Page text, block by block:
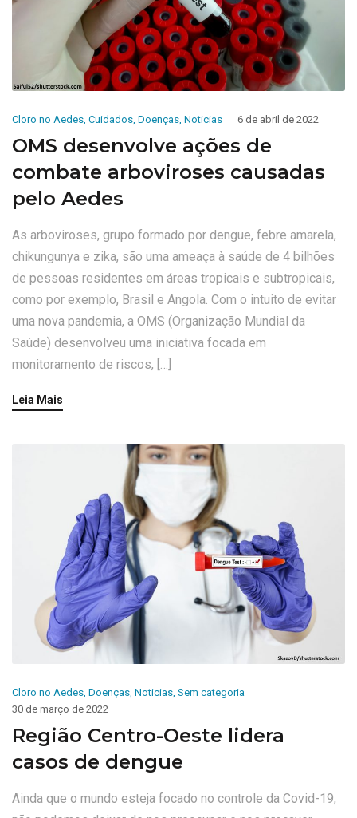
Cloro no Aedes, Cuidados, Doenças, Noticias 6 de abril de 2022
OMS desenvolve ações de
combate arboviroses causadas
pelo Aedes
As arboviroses, grupo formado por dengue, febre amarela,
chikungunya e zika, são uma ameaça à saúde de 4 bilhões
de pessoas residentes em áreas tropicais e subtropicais,
como por exemplo, Brasil e Angola. Com o intuito de evitar
uma nova pandemia, a OMS (Organização Mundial da
Saúde) desenvolveu uma iniciativa focada em
monitoramento de riscos, […]
Leia Mais
Cloro no Aedes, Doenças, Noticias, Sem categoria
30 de março de 2022
Região Centro-Oeste lidera
casos de dengue
Ainda que o mundo esteja focado no controle da Covid-19,